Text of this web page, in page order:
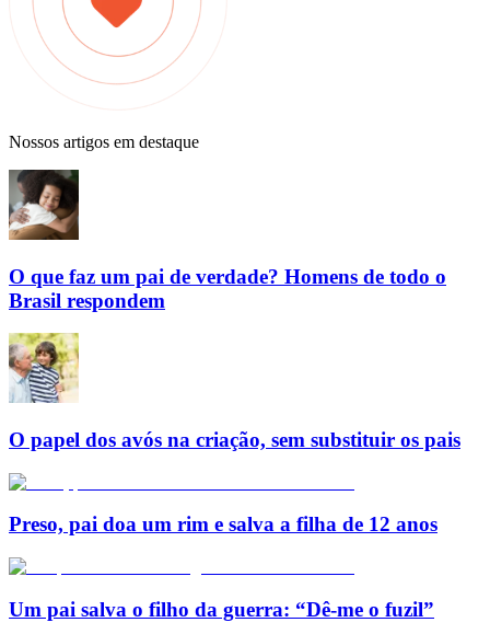
Nossos artigos em destaque
O que faz um pai de verdade? Homens de todo o
Brasil respondem
O papel dos avós na criação, sem substituir os pais
Preso, pai doa um rim e salva a filha de 12 anos
Um pai salva o filho da guerra: “Dê-me o fuzil”